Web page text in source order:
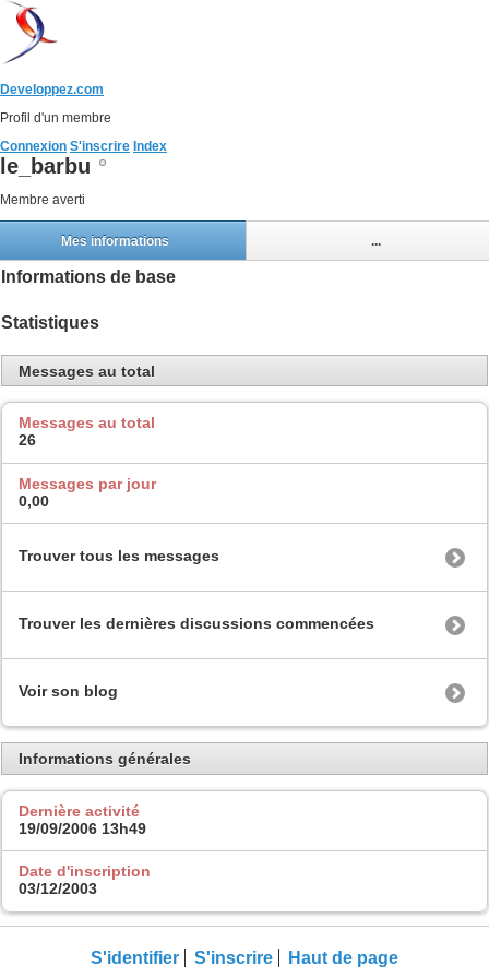
Developpez.com
Profil d'un membre
Connexion S'inscrire Index
le_barbu
Membre averti
Mes informations ...
Informations de base
Statistiques
Messages au total
Messages au total
26
Messages par jour
0,00
Trouver tous les messages
Trouver les dernières discussions commencées
Voir son blog
Informations générales
Dernière activité
19/09/2006 13h49
Date d'inscription
03/12/2003
S'identifier S'inscrire Haut de page